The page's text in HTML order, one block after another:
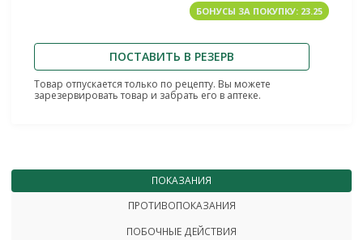
БОНУСЫ ЗА ПОКУПКУ: 23.25
ПОСТАВИТЬ В РЕЗЕРВ
Товар отпускается только по рецепту. Вы можете
зарезервировать товар и забрать его в аптеке.
ПОКАЗАНИЯ
ПРОТИВОПОКАЗАНИЯ
ПОБОЧНЫЕ ДЕЙСТВИЯ